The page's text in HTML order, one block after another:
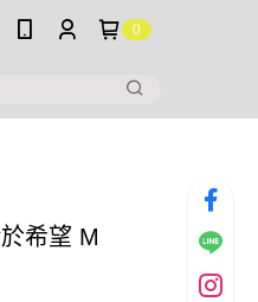
0
希望 M